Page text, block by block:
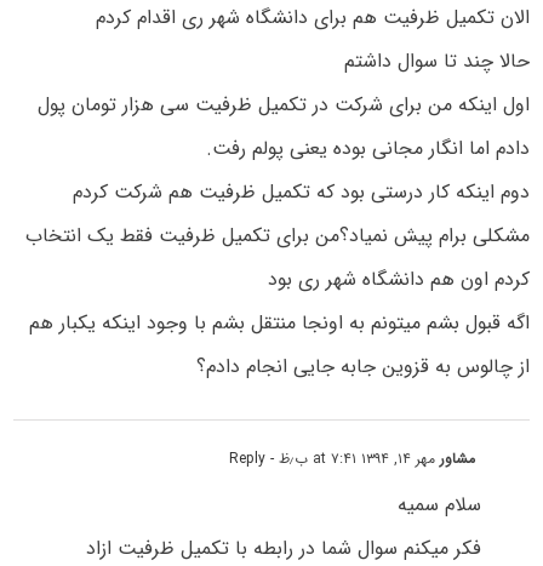
الان تکمیل ظرفیت هم برای دانشگاه شهر ری اقدام کردم
حالا چند تا سوال داشتم
اول اینکه من برای شرکت در تکمیل ظرفیت سی هزار تومان پول
دادم اما انگار مجانی بوده یعنی پولم رفت.
دوم اینکه کار درستی بود که تکمیل ظرفیت هم شرکت کردم
مشکلی برام پیش نمیاد؟من برای تکمیل ظرفیت فقط یک انتخاب
کردم اون هم دانشگاه شهر ری بود
اگه قبول بشم میتونم به اونجا منتقل بشم با وجود اینکه یکبار هم
از چالوس به قزوین جابه جایی انجام دادم؟
مشاورمهر ۱۴, ۱۳۹۴ at ۷:۴۱ ب٫ظ - Reply
سلام سمیه
فکر میکنم سوال شما در رابطه با تکمیل ظرفیت ازاد